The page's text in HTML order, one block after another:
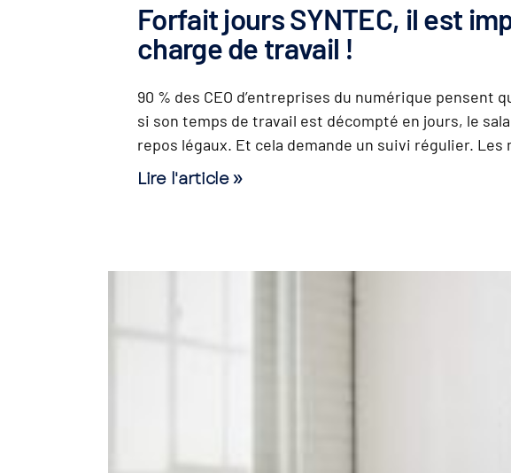
Forfait jours SYNTEC, il est
charge de travail !
90 % des CEO d’entreprises du numérique pensent
si son temps de travail est décompté en jours, le
repos légaux. Et cela demande un suivi régulier. Les
Lire l'article »